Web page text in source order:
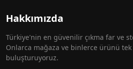
Hakkımızda
Türkiye'nin en güvenilir çıkma far ve
Onlarca mağaza ve binlerce ürünü tek
buluşturuyoruz.